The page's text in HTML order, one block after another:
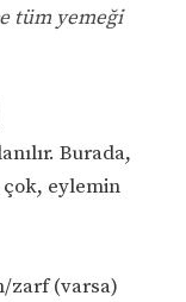
tüm yemeği
Burada,
eylemin
zarf (varsa)